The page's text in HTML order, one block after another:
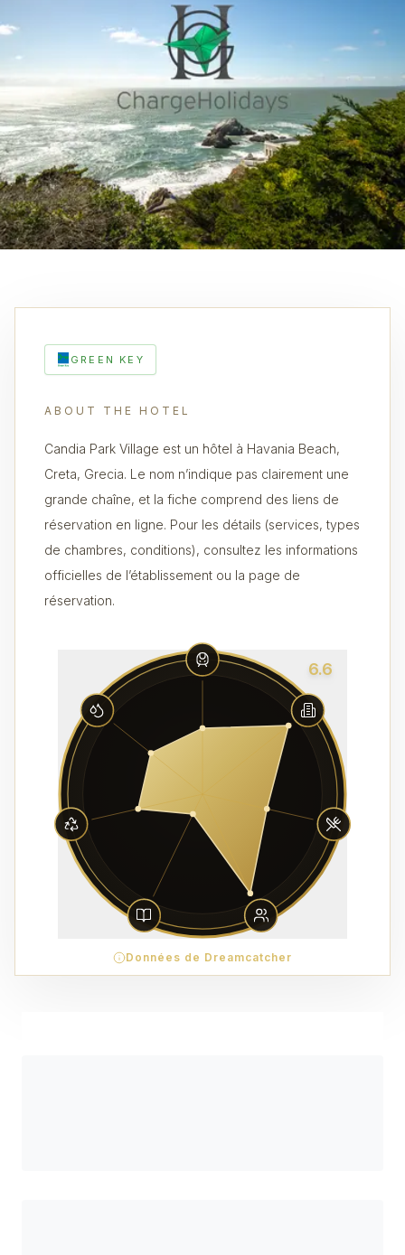
GREEN KEY
ABOUT THE HOTEL
Candia Park Village est un hôtel à Havania Beach,
Creta, Grecia. Le nom n’indique pas clairement une
grande chaîne, et la fiche comprend des liens de
réservation en ligne. Pour les détails (services, types
de chambres, conditions), consultez les informations
officielles de l’établissement ou la page de
réservation.
6.6
Données de Dreamcatcher